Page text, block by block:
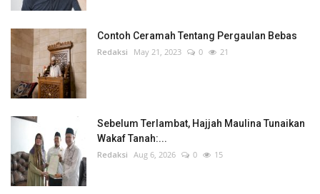
Contoh Ceramah Tentang Pergaulan Bebas
Redaksi May 21, 2023 0 21
Sebelum Terlambat, Hajjah Maulina Tunaikan
Wakaf Tanah:...
Redaksi Aug 6, 2026 0 15